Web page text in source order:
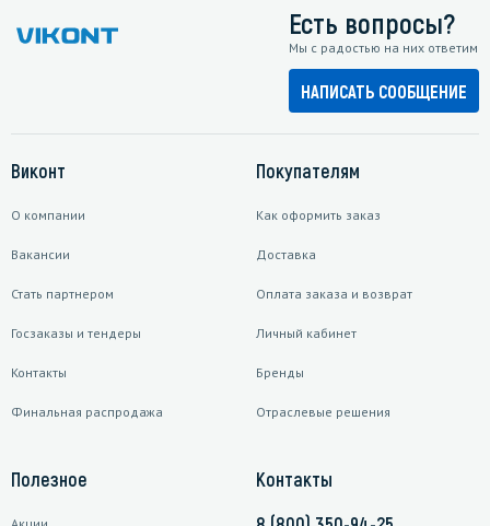
Есть вопросы?
Мы с радостью на них ответим
НАПИСАТЬ СООБЩЕНИЕ
Виконт
О компании
Вакансии
Стать партнером
Госзаказы и тендеры
Контакты
Финальная распродажа
Покупателям
Как оформить заказ
Доставка
Оплата заказа и возврат
Личный кабинет
Бренды
Отраслевые решения
Полезное
Контакты